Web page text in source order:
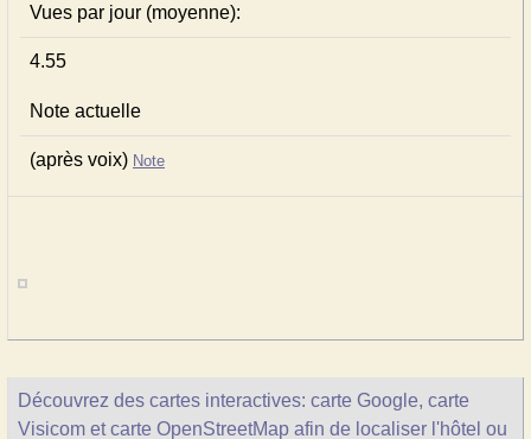
Vues par jour (moyenne):
4.55
Note actuelle
(après voix) Note
Découvrez des cartes interactives: carte Google, carte
Visicom et carte OpenStreetMap afin de localiser l'hôtel ou